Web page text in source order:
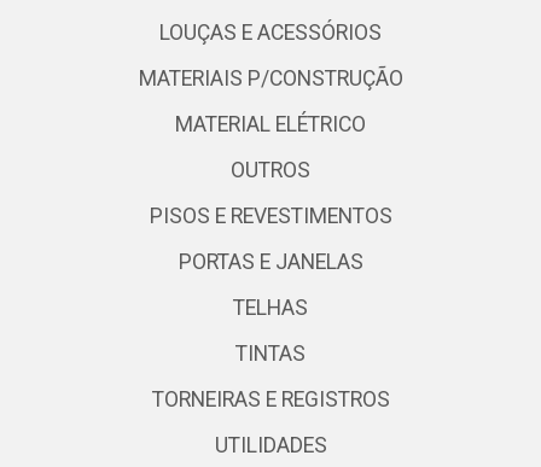
LOUÇAS E ACESSÓRIOS
MATERIAIS P/CONSTRUÇÃO
MATERIAL ELÉTRICO
OUTROS
PISOS E REVESTIMENTOS
PORTAS E JANELAS
TELHAS
TINTAS
TORNEIRAS E REGISTROS
UTILIDADES